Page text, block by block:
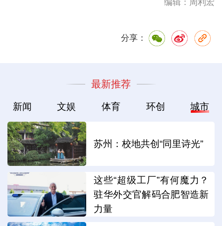
编辑：周利宏
分享：
最新推荐
新闻 文娱 体育 环创 城市
苏州：校地共创“同里诗光”
这些“超级工厂”有何魔力？
驻华外交官解码合肥智造新
力量